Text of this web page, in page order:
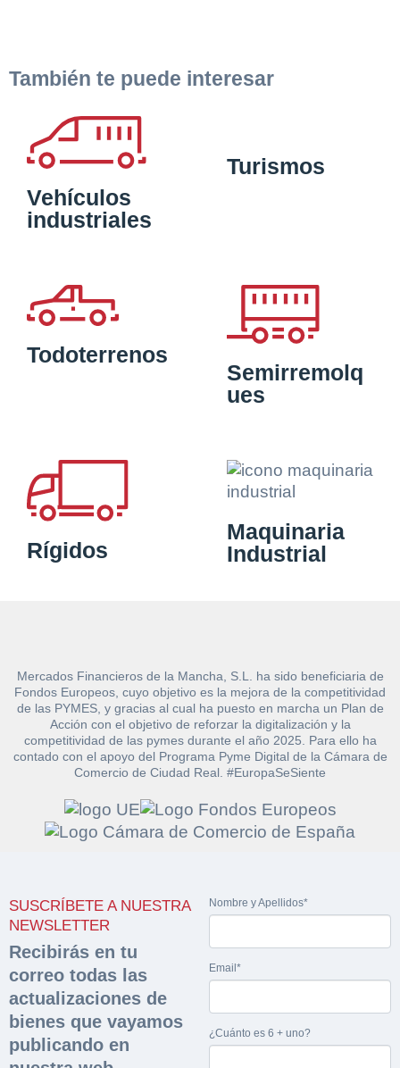
También te puede interesar
Vehículos
industriales
Turismos
Todoterrenos
Semirremolq
ues
Rígidos
Maquinaria
Industrial
Mercados Financieros de la Mancha, S.L. ha sido beneficiaria de
Fondos Europeos, cuyo objetivo es la mejora de la competitividad
de las PYMES, y gracias al cual ha puesto en marcha un Plan de
Acción con el objetivo de reforzar la digitalización y la
competitividad de las pymes durante el año 2025. Para ello ha
contado con el apoyo del Programa Pyme Digital de la Cámara de
Comercio de Ciudad Real. #EuropaSeSiente
SUSCRÍBETE A NUESTRA
NEWSLETTER
Recibirás en tu
correo todas las
actualizaciones de
bienes que vayamos
publicando en
Nombre y Apellidos*
Email*
¿Cuánto es 6 + uno?
Solicitar
sobre la peritación
enlace para descargar la documentación
Nombre y Apellidos*
Email*
Hacer Oferta
Teléfono*
Nombre y Apellidos*
Sobre Merfinsa
Venta de bienes muebles
Vehículos
Maquinaria Industrial